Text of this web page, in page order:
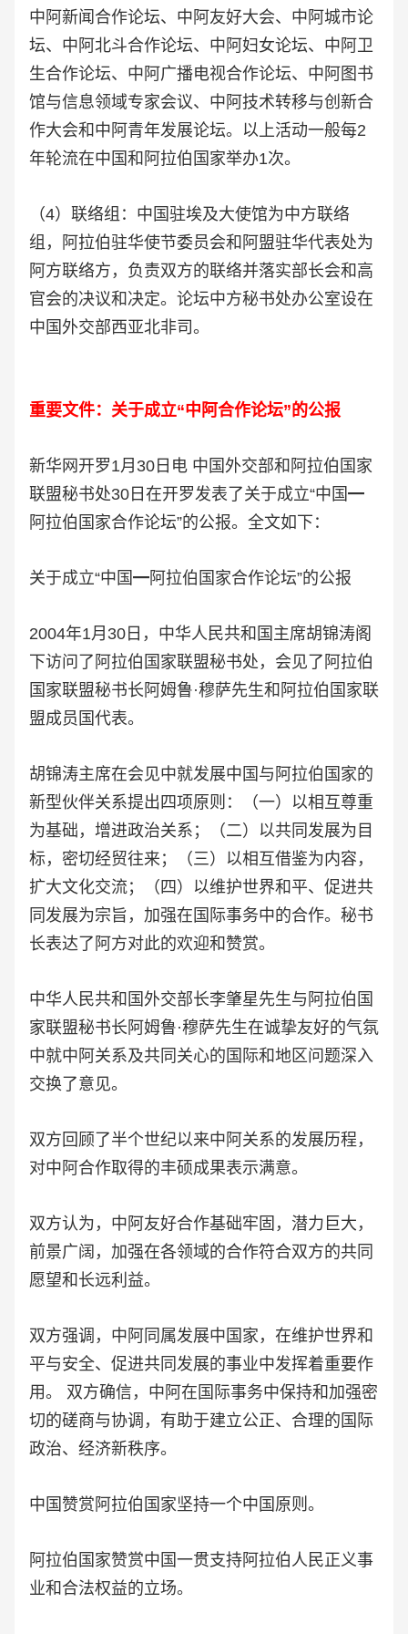
中阿新闻合作论坛、中阿友好大会、中阿城市论
坛、中阿北斗合作论坛、中阿妇女论坛、中阿卫
生合作论坛、中阿广播电视合作论坛、中阿图书
馆与信息领域专家会议、中阿技术转移与创新合
作大会和中阿青年发展论坛。以上活动一般每2
年轮流在中国和阿拉伯国家举办1次。
（4）联络组：中国驻埃及大使馆为中方联络
组，阿拉伯驻华使节委员会和阿盟驻华代表处为
阿方联络方，负责双方的联络并落实部长会和高
官会的决议和决定。论坛中方秘书处办公室设在
中国外交部西亚北非司。
重要文件： 关于成立“中阿合作论坛”的公报
新华网开罗1月30日电 中国外交部和阿拉伯国家
联盟秘书处30日在开罗发表了关于成立“中国━
阿拉伯国家合作论坛”的公报。全文如下：
关于成立“中国━阿拉伯国家合作论坛”的公报
2004年1月30日，中华人民共和国主席胡锦涛阁
下访问了阿拉伯国家联盟秘书处，会见了阿拉伯
国家联盟秘书长阿姆鲁·穆萨先生和阿拉伯国家联
盟成员国代表。
胡锦涛主席在会见中就发展中国与阿拉伯国家的
新型伙伴关系提出四项原则：（一）以相互尊重
为基础，增进政治关系；（二）以共同发展为目
标，密切经贸往来；（三）以相互借鉴为内容，
扩大文化交流；（四）以维护世界和平、促进共
同发展为宗旨，加强在国际事务中的合作。秘书
长表达了阿方对此的欢迎和赞赏。
中华人民共和国外交部长李肇星先生与阿拉伯国
家联盟秘书长阿姆鲁·穆萨先生在诚挚友好的气氛
中就中阿关系及共同关心的国际和地区问题深入
交换了意见。
双方回顾了半个世纪以来中阿关系的发展历程，
对中阿合作取得的丰硕成果表示满意。
双方认为，中阿友好合作基础牢固，潜力巨大，
前景广阔，加强在各领域的合作符合双方的共同
愿望和长远利益。
双方强调，中阿同属发展中国家，在维护世界和
平与安全、促进共同发展的事业中发挥着重要作
用。 双方确信，中阿在国际事务中保持和加强密
切的磋商与协调，有助于建立公正、合理的国际
政治、经济新秩序。
中国赞赏阿拉伯国家坚持一个中国原则。
阿拉伯国家赞赏中国一贯支持阿拉伯人民正义事
业和合法权益的立场。